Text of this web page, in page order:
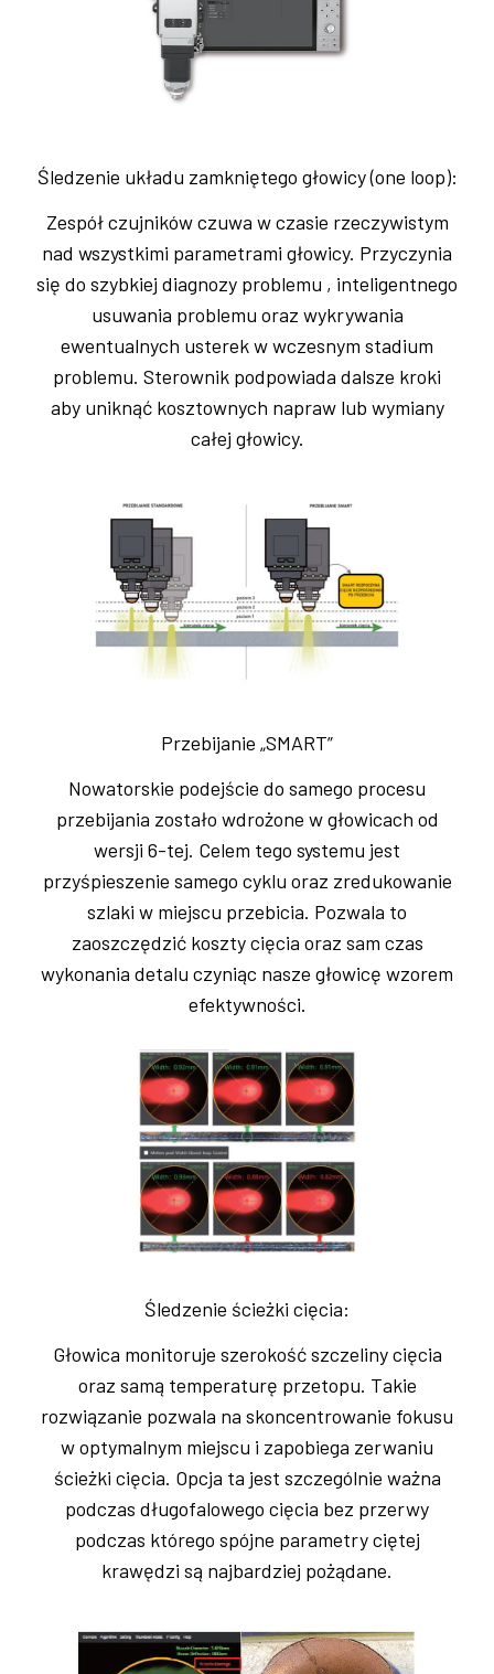
Śledzenie układu zamkniętego głowicy (one loop):
Zespół czujników czuwa w czasie rzeczywistym
nad wszystkimi parametrami głowicy. Przyczynia
się do szybkiej diagnozy problemu , inteligentnego
usuwania problemu oraz wykrywania
ewentualnych usterek w wczesnym stadium
problemu. Sterownik podpowiada dalsze kroki
aby uniknąć kosztownych napraw lub wymiany
całej głowicy.
Przebijanie „SMART”
Nowatorskie podejście do samego procesu
przebijania zostało wdrożone w głowicach od
wersji 6-tej. Celem tego systemu jest
przyśpieszenie samego cyklu oraz zredukowanie
szlaki w miejscu przebicia. Pozwala to
zaoszczędzić koszty cięcia oraz sam czas
wykonania detalu czyniąc nasze głowicę wzorem
efektywności.
Śledzenie ścieżki cięcia:
Głowica monitoruje szerokość szczeliny cięcia
oraz samą temperaturę przetopu. Takie
rozwiązanie pozwala na skoncentrowanie fokusu
w optymalnym miejscu i zapobiega zerwaniu
ścieżki cięcia. Opcja ta jest szczególnie ważna
podczas długofalowego cięcia bez przerwy
podczas którego spójne parametry ciętej
krawędzi są najbardziej pożądane.